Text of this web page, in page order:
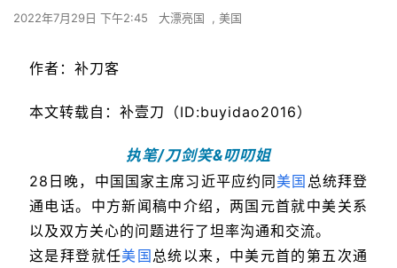
2022年7月29日 下午2:45 大漂亮国 , 美国
作者：补刀客
本文转载自：补壹刀（ID:buyidao2016）
执笔/刀剑笑&叨叨姐
28日晚，中国国家主席习近平应约同美国 总统拜登
通电话。中方新闻稿中介绍，两国元首就中美关系
以及双方关心的问题进行了坦率沟通和交流。
这是拜登就任美国 总统以来，中美元首的第五次通